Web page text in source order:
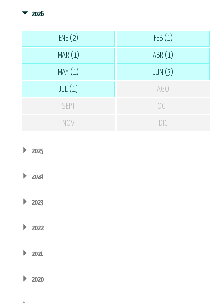
2026
ENE (2) FEB (1)
MAR (1) ABR (1)
MAY (1) JUN (3)
JUL (1) AGO
SEPT OCT
NOV DIC
2025
2024
2023
2022
2021
2020